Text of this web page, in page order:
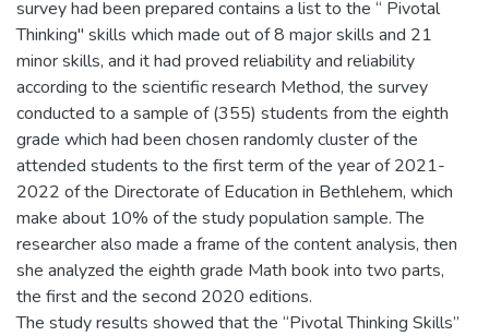
survey had been prepared contains a list to the “ Pivotal
Thinking" skills which made out of 8 major skills and 21
minor skills, and it had proved reliability and reliability
according to the scientific research Method, the survey
conducted to a sample of (355) students from the eighth
grade which had been chosen randomly cluster of the
attended students to the first term of the year of 2021-
2022 of the Directorate of Education in Bethlehem, which
make about 10% of the study population sample. The
researcher also made a frame of the content analysis, then
she analyzed the eighth grade Math book into two parts,
the first and the second 2020 editions.
The study results showed that the “Pivotal Thinking Skills”